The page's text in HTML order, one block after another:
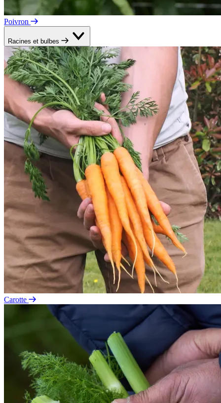
Poivron
Racines et bulbes
Carotte